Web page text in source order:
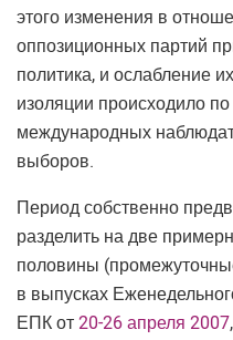
этого изменения в
оппозиционных партий
политика, и ослабление
изоляции происходило
международных
выборов.
Период собственно
разделить на две
половины
в выпусках
ЕПК от 20-26 апреля 2007,